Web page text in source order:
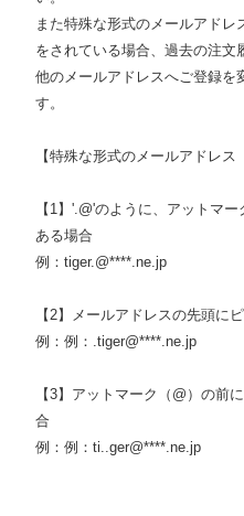
また特殊な形式のメールアドレ
をされている場合、過去の注文
他のメールアドレスへご登録を
す。
【特殊な形式のメールアドレス
【1】'.@'のように、アットマ
ある場合
例：tiger.@****.ne.jp
【2】メールアドレスの先頭に
例：例：.tiger@****.ne.jp
【3】アットマーク（@）の前
合
例：例：ti..ger@****.ne.jp